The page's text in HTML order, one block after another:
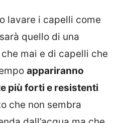
lavare i capelli come
quello di una
mai e di capelli che
appariranno
più forti e resistenti
che non sembra